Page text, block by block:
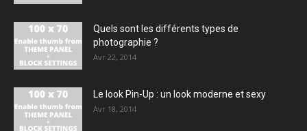
Quels sont les différents types de
photographie ?
Avr 22, 2014
Le look Pin-Up : un look moderne et sexy
Avr 18, 2014